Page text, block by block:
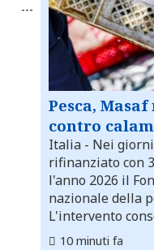
---
Pesca,
contro
Italia - Nei
rifinanziato con
l'anno 2026 il
nazionale della
L'intervento
10 minuti fa